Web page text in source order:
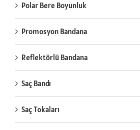
Polar Bere Boyunluk
Promosyon Bandana
Reflektörlü Bandana
Saç Bandı
Saç Tokaları